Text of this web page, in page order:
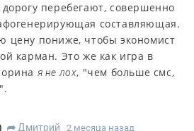
перебегают, совершенно
составляющая.
цену пониже, чтобы экономист
карман. Это же как игра в
я не лох, "чем больше смс,
R Дмитрий 2 месяца назад